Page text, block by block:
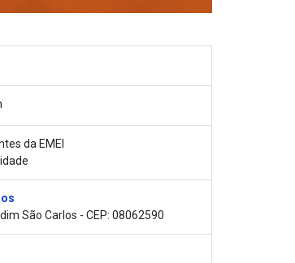
da EMEI
São Carlos - CEP: 08062590